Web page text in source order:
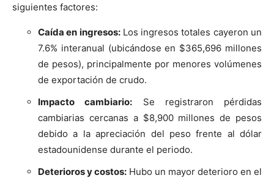
siguientes factores:
Caída en ingresos:Los ingresos totales cayeron un
7.6% interanual (ubicándose en $365,696 millones
de pesos), principalmente por menores volúmenes
de exportación de crudo.
Impacto cambiario: Se registraron pérdidas
cambiarias cercanas a $8,900 millones de pesos
debido a la apreciación del peso frente al dólar
estadounidense durante el periodo.
Deterioros y costos: Hubo un mayor deterioro en el